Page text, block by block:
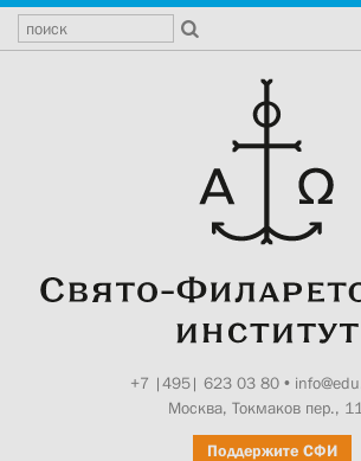
+7 |495| 623 03 80•
Москва, Токмаков пер., 11
Поддержите СФИ